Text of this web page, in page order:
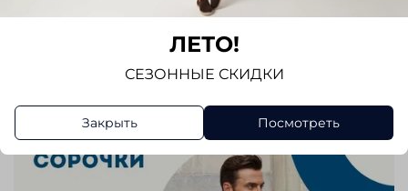
Длина изделия по спинке (в размере L): 63 см
Отзывов еще никто не оставлял
Написать отзыв
ЛЕТО!
СЕЗОННЫЕ СКИДКИ
Закрыть Посмотреть